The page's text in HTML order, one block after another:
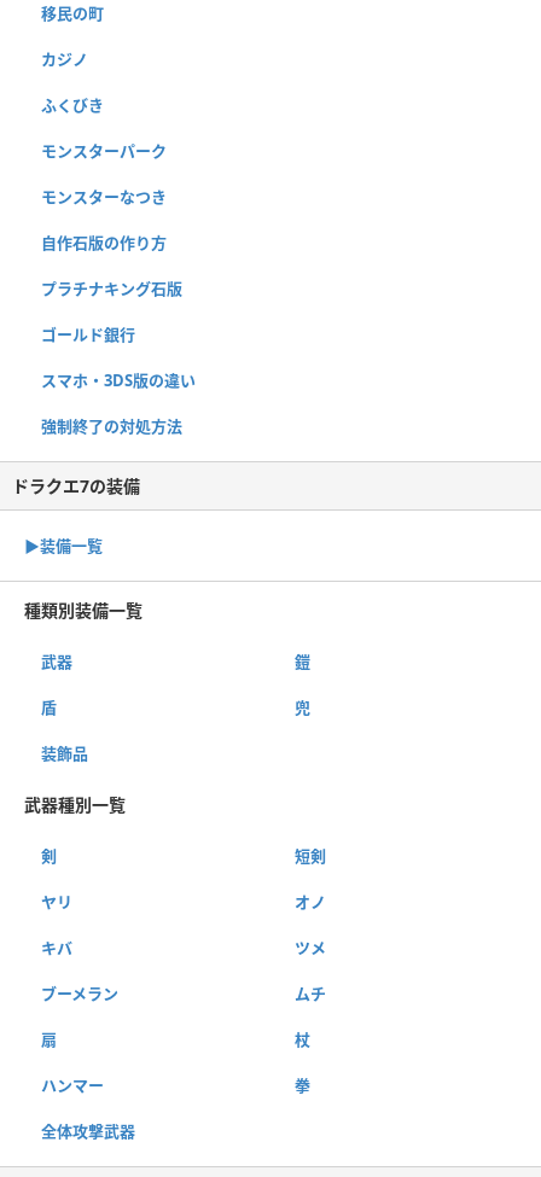
移民の町
カジノ
ふくびき
モンスターパーク
モンスターなつき
自作石版の作り方
プラチナキング石版
ゴールド銀行
スマホ・3DS版の違い
強制終了の対処方法
ドラクエ7の装備
▶︎装備一覧
種類別装備一覧
武器 鎧
盾 兜
装飾品
武器種別一覧
剣 短剣
ヤリ オノ
キバ ツメ
ブーメラン ムチ
扇 杖
ハンマー 拳
全体攻撃武器